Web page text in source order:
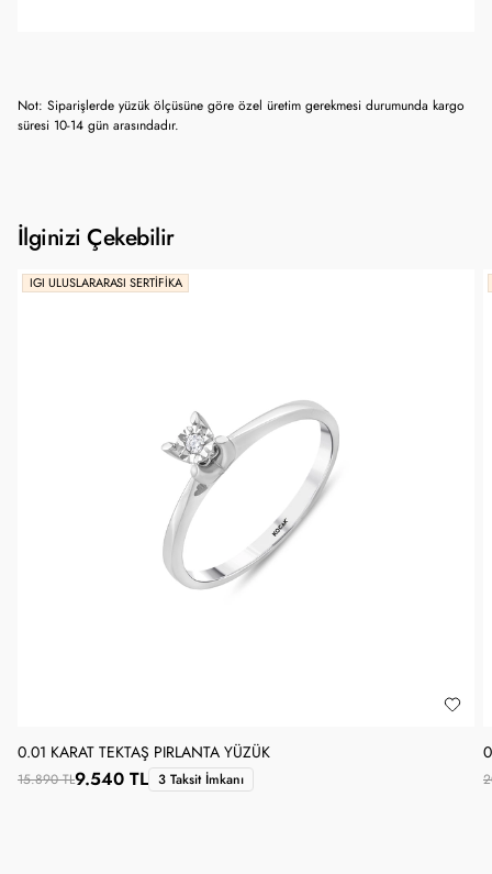
Not: Siparişlerde yüzük ölçüsüne göre özel üretim gerekmesi durumunda kargo
süresi 10-14 gün arasındadır.
İlginizi Çekebilir
IGI ULUSLARARASI SERTIFIKA
0.01 KARAT TEKTAŞ PIRLANTA YÜZÜK
15.890 TL9.540 TL 3 Taksit İmkanı